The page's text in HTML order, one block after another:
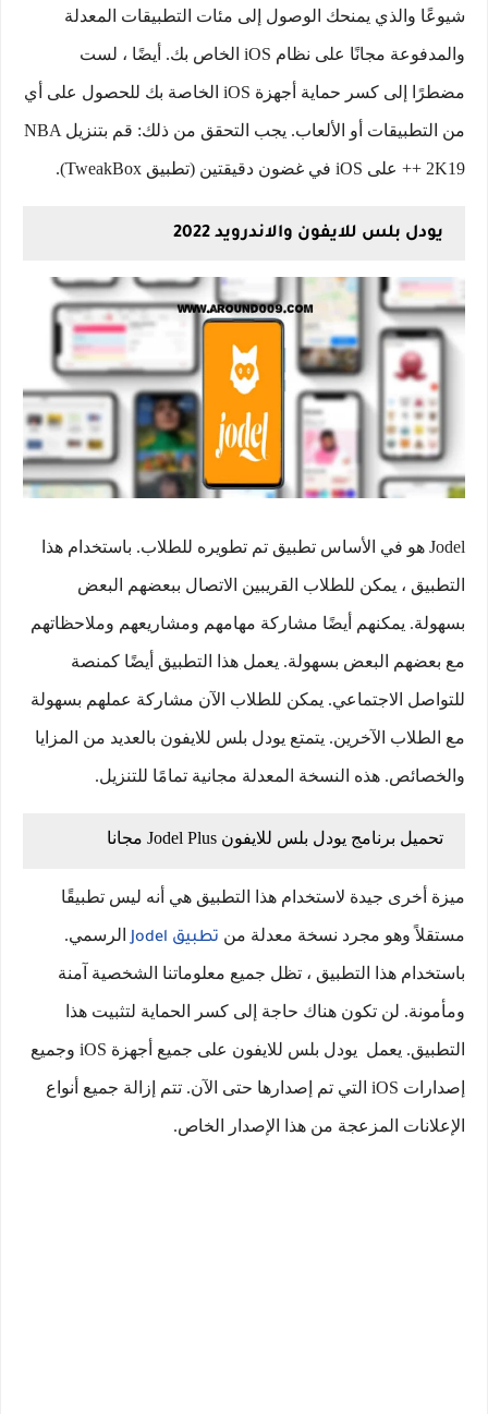
شيوعًا والذي يمنحك الوصول إلى مئات التطبيقات المعدلة
والمدفوعة مجانًا على نظام iOS الخاص بك. أيضًا ، لست
مضطرًا إلى كسر حماية أجهزة iOS الخاصة بك للحصول على أي
من التطبيقات أو الألعاب. يجب التحقق من ذلك: قم بتنزيل NBA
2K19 ++ على iOS في غضون دقيقتين (تطبيق TweakBox).
يودل بلس للايفون والاندرويد 2022
Jodel هو في الأساس تطبيق تم تطويره للطلاب. باستخدام هذا
التطبيق ، يمكن للطلاب القريبين الاتصال ببعضهم البعض
بسهولة. يمكنهم أيضًا مشاركة مهامهم ومشاريعهم وملاحظاتهم
مع بعضهم البعض بسهولة. يعمل هذا التطبيق أيضًا كمنصة
للتواصل الاجتماعي. يمكن للطلاب الآن مشاركة عملهم بسهولة
مع الطلاب الآخرين. يتمتع يودل بلس للايفون بالعديد من المزايا
والخصائص. هذه النسخة المعدلة مجانية تمامًا للتنزيل.
تحميل برنامج يودل بلس للايفون Jodel Plus مجانا
ميزة أخرى جيدة لاستخدام هذا التطبيق هي أنه ليس تطبيقًا
مستقلاً وهو مجرد نسخة معدلة من تطبيق Jodel الرسمي.
باستخدام هذا التطبيق ، تظل جميع معلوماتنا الشخصية آمنة
ومأمونة. لن تكون هناك حاجة إلى كسر الحماية لتثبيت هذا
التطبيق. يعمل يودل بلس للايفون على جميع أجهزة iOS وجميع
إصدارات iOS التي تم إصدارها حتى الآن. تتم إزالة جميع أنواع
الإعلانات المزعجة من هذا الإصدار الخاص.